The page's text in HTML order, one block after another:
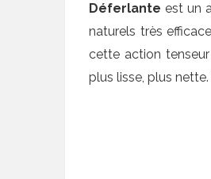
Déferlante est un
naturels très
cette action
plus lisse, plus